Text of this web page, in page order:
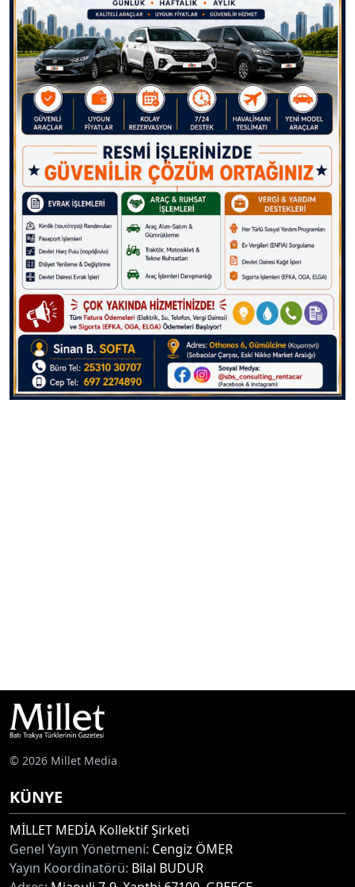
© 2026 Millet Media
KÜNYE
MİLLET MEDİA Kollektif Şirketi
Genel Yayın Yönetmeni: Cengiz ÖMER
Yayın Koordinatörü: Bilal BUDUR